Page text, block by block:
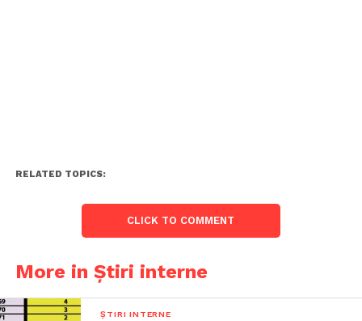
RELATED TOPICS:
CLICK TO COMMENT
More in Știri interne
ȘTIRI INTERNE